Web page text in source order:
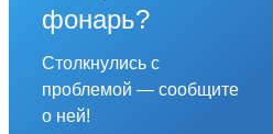
фонарь?
Столкнулись с
проблемой — сообщите
о ней!